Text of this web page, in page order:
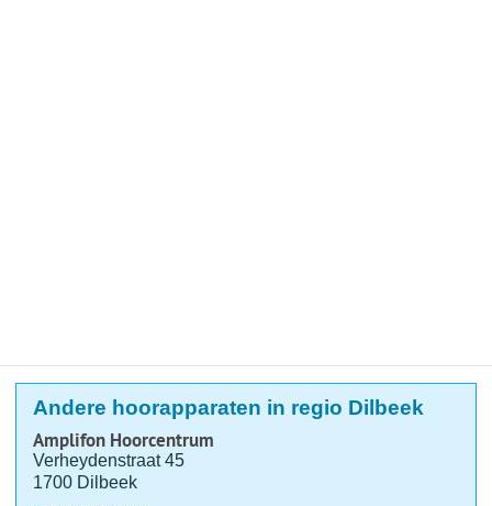
Andere hoorapparaten in regio Dilbeek
Amplifon Hoorcentrum
Verheydenstraat 45
1700 Dilbeek